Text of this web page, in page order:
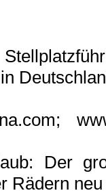
Der
Rädern